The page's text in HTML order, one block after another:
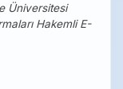
Üniversitesi
Hakemli E-